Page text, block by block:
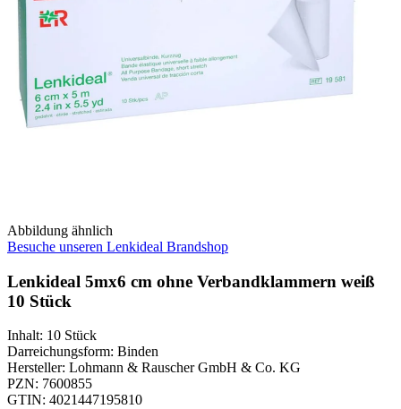
Abbildung ähnlich
Besuche unseren Lenkideal Brandshop
Lenkideal 5mx6 cm ohne Verbandklammern weiß
10 Stück
Inhalt: 10 Stück
Darreichungsform: Binden
Hersteller: Lohmann & Rauscher GmbH & Co. KG
PZN: 7600855
GTIN: 4021447195810